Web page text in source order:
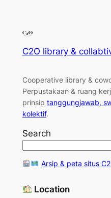
C2O library &
Cooperative library &
Perpustakaan & ruang
prinsip tanggungjawab,
kolektif.
Search
Arsip & peta situs
Location